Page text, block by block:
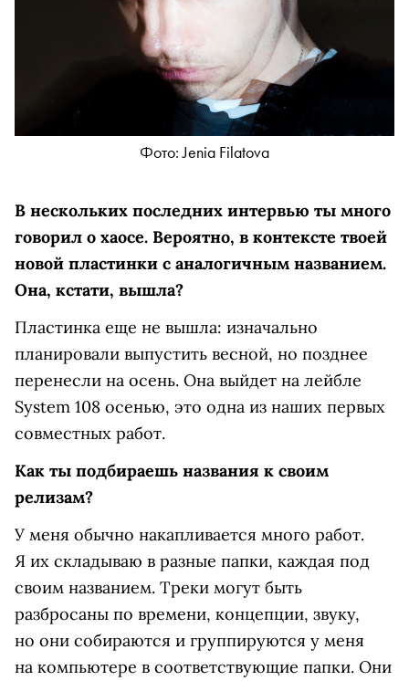
Фото: Jenia Filatova
В нескольких последних интервью ты много
говорил о хаосе. Вероятно, в контексте твоей
новой пластинки с аналогичным названием.
Она, кстати, вышла?
Пластинка еще не вышла: изначально
планировали выпустить весной, но позднее
перенесли на осень. Она выйдет на лейбле
System 108 осенью, это одна из наших первых
совместных работ.
Как ты подбираешь названия к своим
релизам?
У меня обычно накапливается много работ.
Я их складываю в разные папки, каждая под
своим названием. Треки могут быть
разбросаны по времени, концепции, звуку,
но они собираются и группируются у меня
на компьютере в соответствующие папки. Они